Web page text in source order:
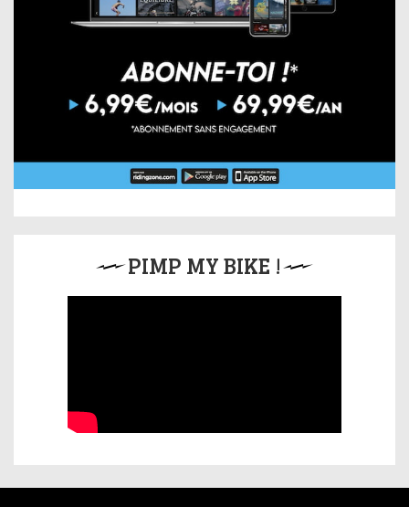
PIMP MY BIKE !